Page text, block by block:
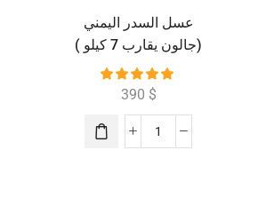
عسل السدر اليمني
(جالون يقارب 7 كيلو )
390 $